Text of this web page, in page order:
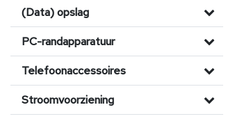
(Data) opslag
PC-randapparatuur
Telefoonaccessoires
Stroomvoorziening